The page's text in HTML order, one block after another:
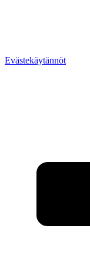
Evästekäytännöt